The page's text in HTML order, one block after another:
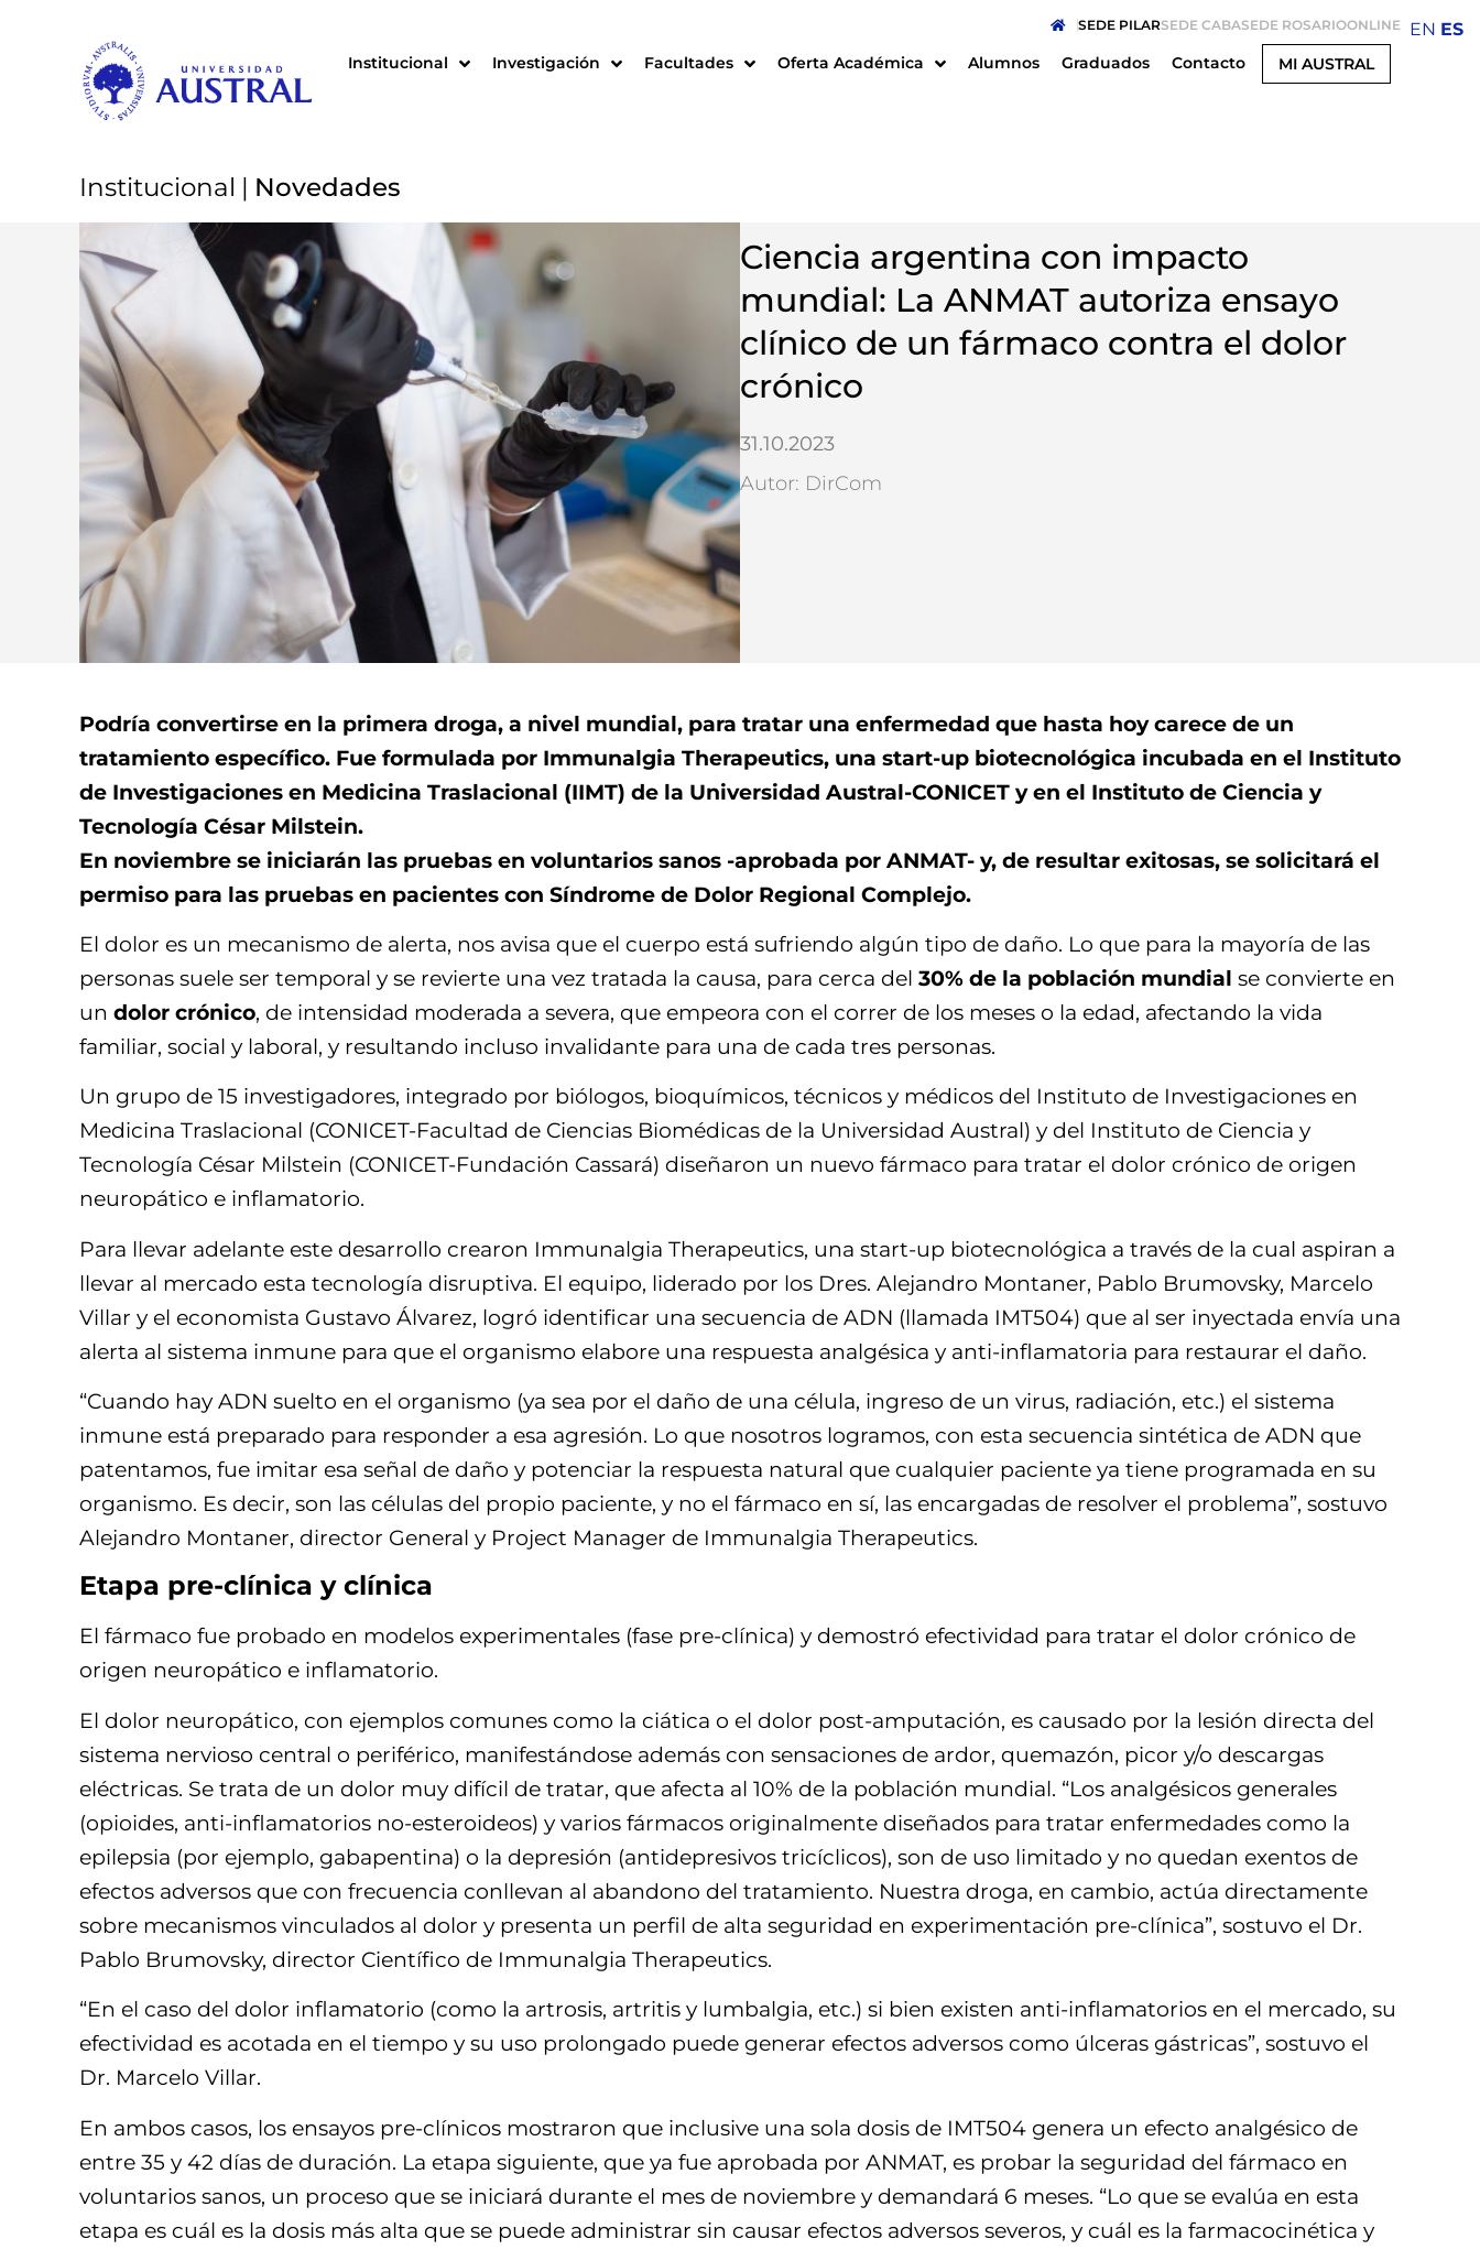
SEDE PILARSEDE CABASEDE ROSARIOONLINE
Institucional Investigación Facultades Oferta Académica Alumnos Graduados Contacto MI AUSTRAL
Institucional | Novedades
Ciencia argentina con impacto
mundial: La ANMAT autoriza ensayo
clínico de un fármaco contra el dolor
crónico
31.10.2023
Autor: DirCom
Podría convertirse en la primera droga, a nivel mundial, para tratar una enfermedad que hasta hoy carece de un
tratamiento específico. Fue formulada por Immunalgia Therapeutics, una start-up biotecnológica incubada en el Instituto
de Investigaciones en Medicina Traslacional (IIMT) de la Universidad Austral-CONICET y en el Instituto de Ciencia y
Tecnología César Milstein.
En noviembre se iniciarán las pruebas en voluntarios sanos -aprobada por ANMAT- y, de resultar exitosas, se solicitará el
permiso para las pruebas en pacientes con Síndrome de Dolor Regional Complejo.
El dolor es un mecanismo de alerta, nos avisa que el cuerpo está sufriendo algún tipo de daño. Lo que para la mayoría de las
personas suele ser temporal y se revierte una vez tratada la causa, para cerca del 30% de la población mundial se convierte en
un dolor crónico, de intensidad moderada a severa, que empeora con el correr de los meses o la edad, afectando la vida
familiar, social y laboral, y resultando incluso invalidante para una de cada tres personas.
Un grupo de 15 investigadores, integrado por biólogos, bioquímicos, técnicos y médicos del Instituto de Investigaciones en
Medicina Traslacional (CONICET-Facultad de Ciencias Biomédicas de la Universidad Austral) y del Instituto de Ciencia y
Tecnología César Milstein (CONICET-Fundación Cassará) diseñaron un nuevo fármaco para tratar el dolor crónico de origen
neuropático e inflamatorio.
Para llevar adelante este desarrollo crearon Immunalgia Therapeutics, una start-up biotecnológica a través de la cual aspiran a
llevar al mercado esta tecnología disruptiva. El equipo, liderado por los Dres. Alejandro Montaner, Pablo Brumovsky, Marcelo
Villar y el economista Gustavo Álvarez, logró identificar una secuencia de ADN (llamada IMT504) que al ser inyectada envía una
alerta al sistema inmune para que el organismo elabore una respuesta analgésica y anti-inflamatoria para restaurar el daño.
“Cuando hay ADN suelto en el organismo (ya sea por el daño de una célula, ingreso de un virus, radiación, etc.) el sistema
inmune está preparado para responder a esa agresión. Lo que nosotros logramos, con esta secuencia sintética de ADN que
patentamos, fue imitar esa señal de daño y potenciar la respuesta natural que cualquier paciente ya tiene programada en su
organismo. Es decir, son las células del propio paciente, y no el fármaco en sí, las encargadas de resolver el problema”, sostuvo
Alejandro Montaner, director General y Project Manager de Immunalgia Therapeutics.
Etapa pre-clínica y clínica
El fármaco fue probado en modelos experimentales (fase pre-clínica) y demostró efectividad para tratar el dolor crónico de
origen neuropático e inflamatorio.
El dolor neuropático, con ejemplos comunes como la ciática o el dolor post-amputación, es causado por la lesión directa del
sistema nervioso central o periférico, manifestándose además con sensaciones de ardor, quemazón, picor y/o descargas
eléctricas. Se trata de un dolor muy difícil de tratar, que afecta al 10% de la población mundial. “Los analgésicos generales
(opioides, anti-inflamatorios no-esteroideos) y varios fármacos originalmente diseñados para tratar enfermedades como la
epilepsia (por ejemplo, gabapentina) o la depresión (antidepresivos tricíclicos), son de uso limitado y no quedan exentos de
efectos adversos que con frecuencia conllevan al abandono del tratamiento. Nuestra droga, en cambio, actúa directamente
sobre mecanismos vinculados al dolor y presenta un perfil de alta seguridad en experimentación pre-clínica”, sostuvo el Dr.
Pablo Brumovsky, director Científico de Immunalgia Therapeutics.
“En el caso del dolor inflamatorio (como la artrosis, artritis y lumbalgia, etc.) si bien existen anti-inflamatorios en el mercado, su
efectividad es acotada en el tiempo y su uso prolongado puede generar efectos adversos como úlceras gástricas”, sostuvo el
Dr. Marcelo Villar.
En ambos casos, los ensayos pre-clínicos mostraron que inclusive una sola dosis de IMT504 genera un efecto analgésico de
entre 35 y 42 días de duración. La etapa siguiente, que ya fue aprobada por ANMAT, es probar la seguridad del fármaco en
voluntarios sanos, un proceso que se iniciará durante el mes de noviembre y demandará 6 meses. “Lo que se evalúa en esta
etapa es cuál es la dosis más alta que se puede administrar sin causar efectos adversos severos, y cuál es la farmacocinética y
EN ES